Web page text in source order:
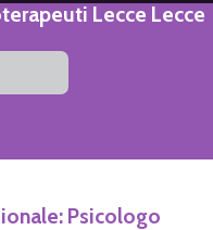
Lecce Lecce
Psicologo